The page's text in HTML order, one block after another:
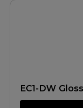
EC1-DW